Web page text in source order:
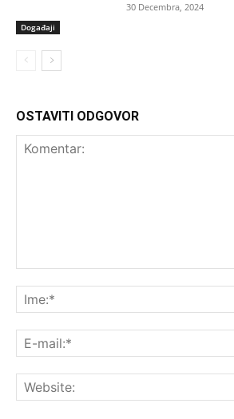
Događaji
30 Decembra, 2024
OSTAVITI ODGOVOR